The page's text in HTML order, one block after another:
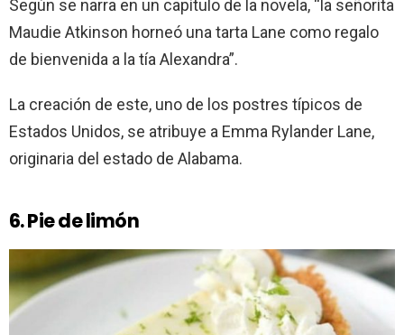
Según se narra en un capítulo de la novela, “la señorita
Maudie Atkinson horneó una tarta Lane como regalo
de bienvenida a la tía Alexandra”.
La creación de este, uno de los postres típicos de
Estados Unidos, se atribuye a Emma Rylander Lane,
originaria del estado de Alabama.
6. Pie de limón